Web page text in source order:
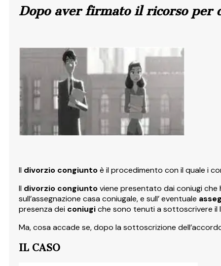
Dopo aver firmato il ricorso per
Il divorzio congiuntoè il procedimento con il quale i
Il divorzio congiuntoviene presentato dai coniugi
sull’assegnazione casa coniugale, e sull’ eventuale
presenza dei coniugiche sono tenuti a sottoscrivere
Ma, cosa accade se, dopo la sottoscrizione
IL CASO